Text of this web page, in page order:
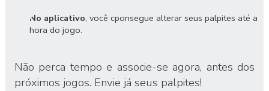
No aplicativo, você cponsegue alterar seus palpites até a
hora do jogo.
Não perca tempo e associe-se agora, antes dos
próximos jogos. Envie já seus palpites!